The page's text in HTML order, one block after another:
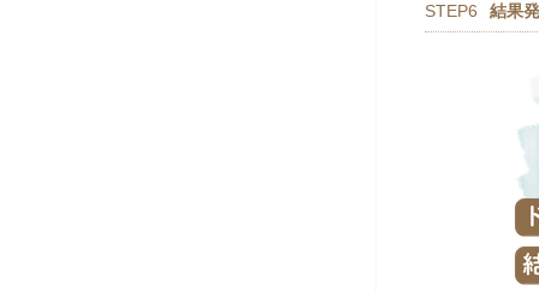
STEP6 結果